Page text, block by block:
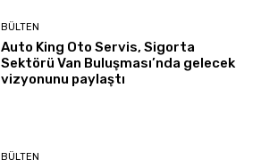
BÜLTEN
Auto King Oto Servis, Sigorta
Sektörü Van Buluşması’nda gelecek
vizyonunu paylaştı
BÜLTEN